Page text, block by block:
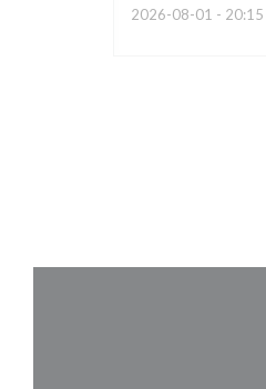
2026-08-01 - 20:15